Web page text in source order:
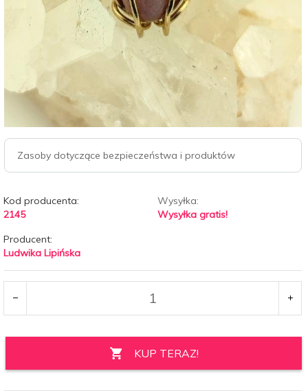
Zasoby dotyczące bezpieczeństwa i produktów
Kod producenta:
2145
Wysyłka:
Wysyłka gratis!
Producent:
Ludwika Lipińska
KUP TERAZ!